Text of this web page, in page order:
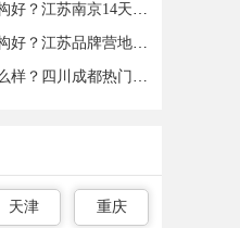
南京军事夏令营哪个机构好？江苏南京14天课程推荐
南京军事夏令营哪个机构好？江苏品牌营地介绍！
成都蓝天军事夏令营怎么样？四川成都热门机构对比
天津 重庆